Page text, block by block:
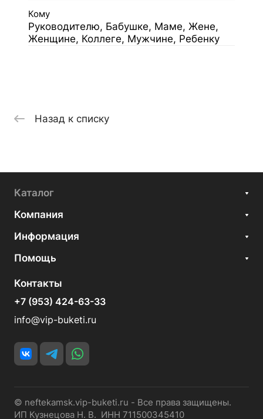
Кому
Руководителю, Бабушке, Маме, Жене,
Женщине, Коллеге, Мужчине, Ребенку
Назад к списку
Каталог
Компания
Информация
Помощь
Контакты
+7 (953) 424-63-33
info@vip-buketi.ru
© neftekamsk.vip-buketi.ru - Все права защищены.
ИП Кузнецова Н. В. ИНН 711500345410